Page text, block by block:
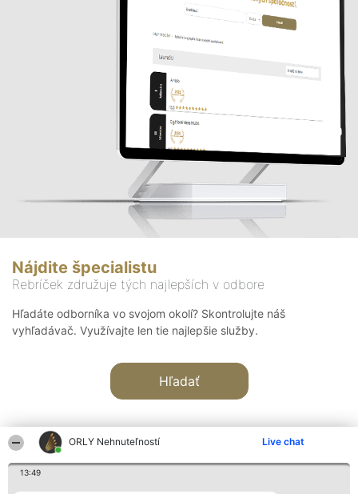
ORLY Nehnuteľností Live chat
13:49
Nájdite špecialistu
Rebríček združuje tých najlepších v odbore
Hľadáte odborníka vo svojom okolí? Skontrolujte náš
vyhľadávač. Využívajte len tie najlepšie služby.
Hľadať